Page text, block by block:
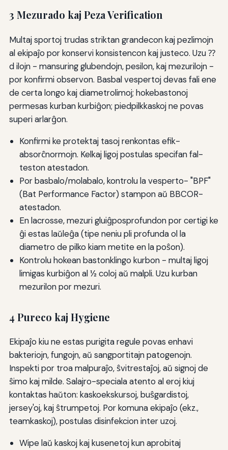
3 Mezurado kaj Peza Verification
Multaj sportoj trudas striktan grandecon kaj pezlimojn
al ekipaĵo por konservi konsistencon kaj justeco. Uzu ⁇
d ilojn - mansuring glubendojn, pesilon, kaj mezurilojn -
por konfirmi observon. Basbal vespertoj devas fali ene
de certa longo kaj diametrolimoj; hokebastonoj
permesas kurban kurbiĝon; piedpilkkaskoj ne povas
superi arlarĝon.
Konfirmi ke protektaj tasoj renkontas efik-
absorĉnormojn. Kelkaj ligoj postulas specifan fal-
teston atestadon.
Por basbalo/molabalo, kontrolu la vesperto- "BPF"
(Bat Performance Factor) stampon aŭ BBCOR-
atestadon.
En lacrosse, mezuri gluiĝposprofundon por certigi ke
ĝi estas laŭleĝa (tipe neniu pli profunda ol la
diametro de pilko kiam metite en la poŝon).
Kontrolu hokean bastonklingo kurbon - multaj ligoj
limigas kurbiĝon al 1⁄2 coloj aŭ malpli. Uzu kurban
mezurilon por mezuri.
4 Pureco kaj Hygiene
Ekipaĵo kiu ne estas purigita regule povas enhavi
bakteriojn, fungojn, aŭ sangportitajn patogenojn.
Inspekti por troa malpuraĵo, ŝvitrestaĵoj, aŭ signoj de
ŝimo kaj milde. Salajro-speciala atento al eroj kiuj
kontaktas haŭton: kaskoekskursoj, buŝgardistoj,
jersey'oj, kaj ŝtrumpetoj. Por komuna ekipaĵo (ekz.,
teamkaskoj), postulas disinfekcion inter uzoj.
Wipe laŭ kaskoj kaj kusenetoj kun aprobitaj